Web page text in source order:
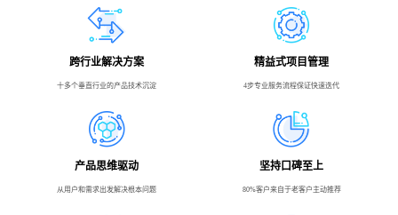
跨行业解决方案
十多个垂直行业的产品技术沉淀
精益式项目管理
4步专业服务流程保证快速迭代
产品思维驱动
从用户和需求出发解决根本问题
坚持口碑至上
80%客户来自于老客户主动推荐